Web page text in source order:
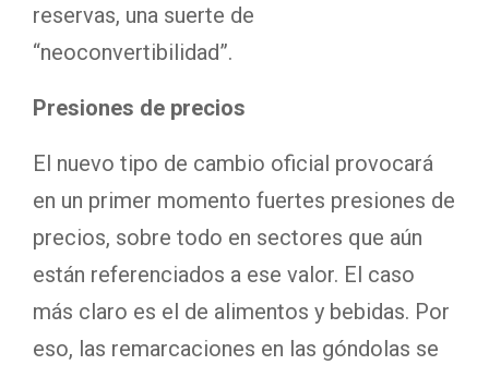
reservas, una suerte de
“neoconvertibilidad”.
Presiones de precios
El nuevo tipo de cambio oficial provocará
en un primer momento fuertes presiones de
precios, sobre todo en sectores que aún
están referenciados a ese valor. El caso
más claro es el de alimentos y bebidas. Por
eso, las remarcaciones en las góndolas se